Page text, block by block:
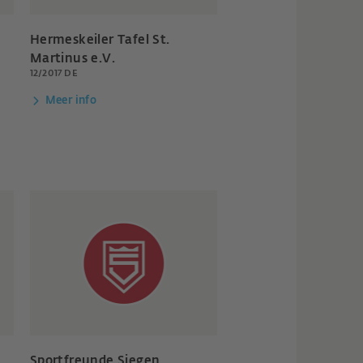
Hermeskeiler Tafel St.
Martinus e.V.
12/2017 DE
Meer info